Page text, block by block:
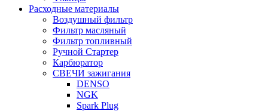
Расходные материалы
Воздушный фильтр
Фильтр масляный
Фильтр топливный
Ручной Стартер
Карбюратор
СВЕЧИ зажигания
DENSO
NGK
Spark Plug